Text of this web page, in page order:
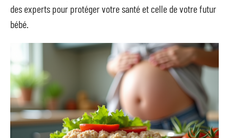
des experts pour protéger votre santé et celle de votre futur
bébé.